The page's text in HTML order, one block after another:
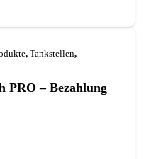
, Tankstellen,
PRO – Bezahlung